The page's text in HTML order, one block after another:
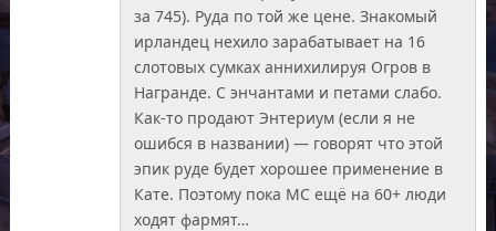
за 745). Руда по той же цене. Знакомый
ирландец нехило зарабатывает на 16
слотовых сумках аннихилируя Огров в
Награнде. С энчантами и петами слабо.
Как-то продают Энтериум (если я не
ошибся в названии) — говорят что этой
эпик руде будет хорошее применение в
Кате. Поэтому пока МС ещё на 60+ люди
ходят фармят…